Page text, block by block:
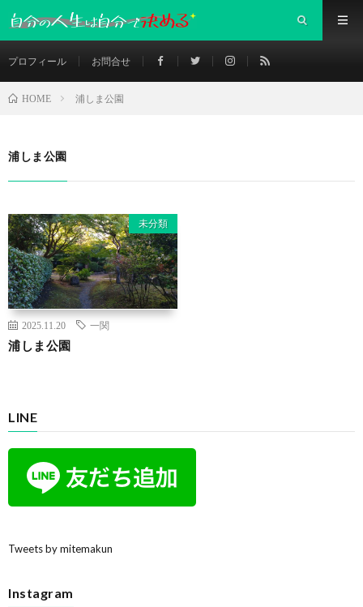
プロフィール お問合せ
HOME 浦しま公園
浦しま公園
未分類
2025.11.20 一関
浦しま公園
LINE
Tweets by mitemakun
Instagram